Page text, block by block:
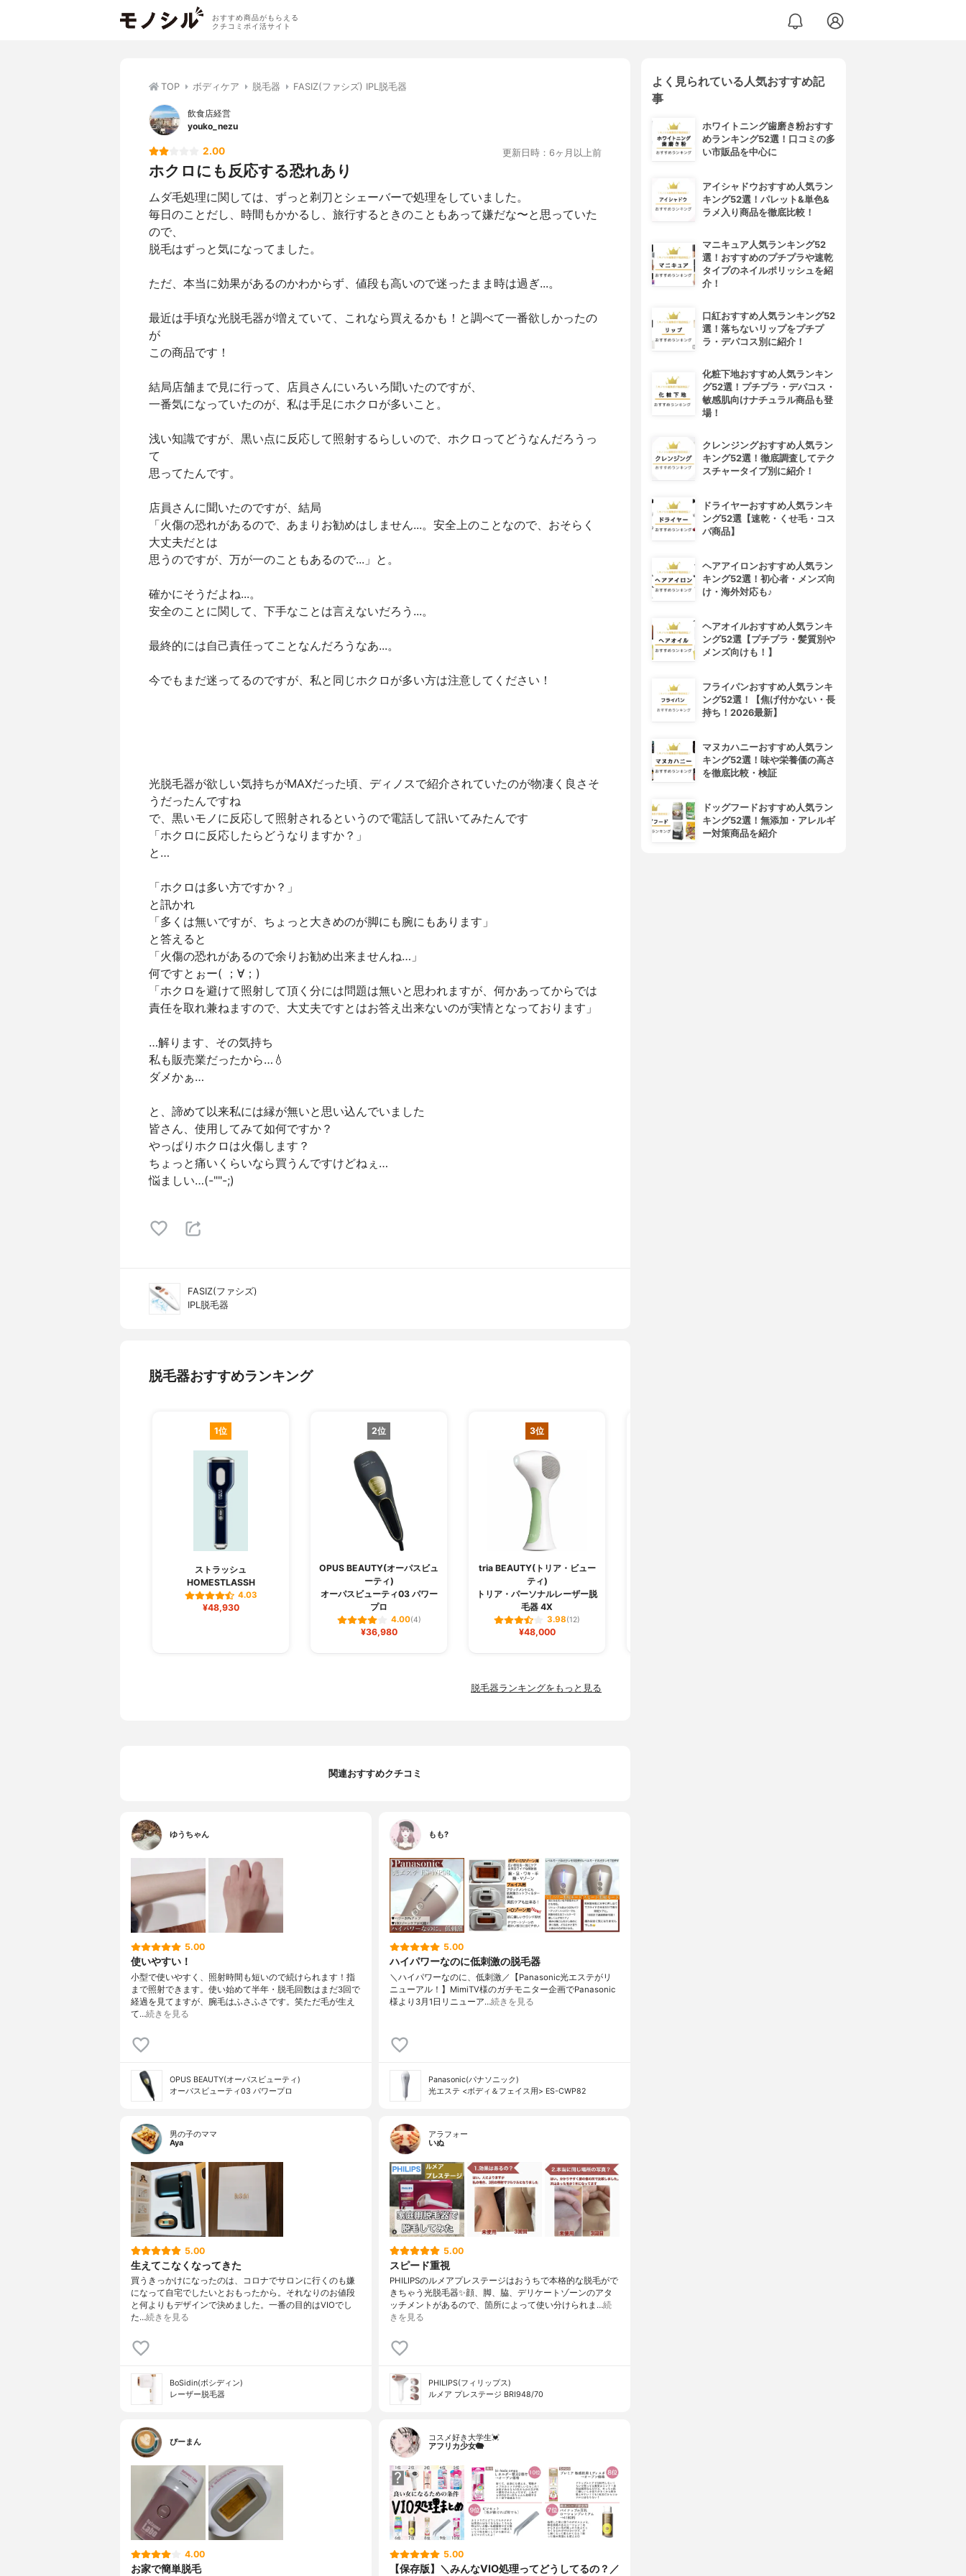
おすすめ商品がもらえる
クチコミポイ活サイト
TOP ボディケア 脱毛器 FASIZ(ファシズ) IPL脱毛器
飲食店経営
youko_nezu
2.00 更新日時：6ヶ月以上前
ホクロにも反応する恐れあり
ムダ毛処理に関しては、ずっと剃刀とシェーバーで処理をしていました。
毎日のことだし、時間もかかるし、旅行するときのこともあって嫌だな〜と思っていた
ので、
脱毛はずっと気になってました。
ただ、本当に効果があるのかわからず、値段も高いので迷ったまま時は過ぎ...。
最近は手頃な光脱毛器が増えていて、これなら買えるかも！と調べて一番欲しかったの
が
この商品です！
結局店舗まで見に行って、店員さんにいろいろ聞いたのですが、
一番気になっていたのが、私は手足にホクロが多いこと。
浅い知識ですが、黒い点に反応して照射するらしいので、ホクロってどうなんだろうっ
て
思ってたんです。
店員さんに聞いたのですが、結局
「火傷の恐れがあるので、あまりお勧めはしません...。安全上のことなので、おそらく
大丈夫だとは
思うのですが、万が一のこともあるので...」と。
確かにそうだよね...。
安全のことに関して、下手なことは言えないだろう...。
最終的には自己責任ってことなんだろうなあ...。
今でもまだ迷ってるのですが、私と同じホクロが多い方は注意してください！
光脱毛器が欲しい気持ちがMAXだった頃、ディノスで紹介されていたのが物凄く良さそ
うだったんですね
で、黒いモノに反応して照射されるというので電話して訊いてみたんです
「ホクロに反応したらどうなりますか？」
と…
「ホクロは多い方ですか？」
と訊かれ
「多くは無いですが、ちょっと大きめのが脚にも腕にもあります」
と答えると
「火傷の恐れがあるので余りお勧め出来ませんね…」
何ですとぉー( ；∀；)
「ホクロを避けて照射して頂く分には問題は無いと思われますが、何かあってからでは
責任を取れ兼ねますので、大丈夫ですとはお答え出来ないのが実情となっております」
…解ります、その気持ち
私も販売業だったから…💧
ダメかぁ…
と、諦めて以来私には縁が無いと思い込んでいました
皆さん、使用してみて如何ですか？
やっぱりホクロは火傷します？
ちょっと痛いくらいなら買うんですけどねぇ…
悩ましい…(-""-;)
FASIZ(ファシズ)
IPL脱毛器
脱毛器おすすめランキング
1位
ストラッシュ
HOMESTLASSH
4.03
¥48,930
2位
OPUS BEAUTY(オーパスビュ
ーティ)
オーパスビューティ03 パワー
プロ
4.00(4)
¥36,980
3位
tria BEAUTY(トリア・ビュー
ティ)
トリア・パーソナルレーザー脱
毛器 4X
3.98(12)
¥48,000
脱毛器ランキングをもっと見る
関連おすすめクチコミ
ゆうちゃん
5.00
使いやすい！
小型で使いやすく、照射時間も短いので続けられます！指
まで照射できます。使い始めて半年・脱毛回数はまだ3回で
経過を見てますが、腕毛はふさふさです。笑ただ毛が生え
て…続きを見る
OPUS BEAUTY(オーパスビューティ)
オーパスビューティ03 パワープロ
もも?
5.00
ハイパワーなのに低刺激の脱毛器
＼ハイパワーなのに、低刺激／⁡【Panasonic光エステがリ
ニューアル！】⁡⁡⁡MimiTV様のガチモニター企画でPanasonic⁡
様より3月1日リニューア…続きを見る
Panasonic(パナソニック)
光エステ <ボディ＆フェイス用> ES-CWP82
男の子のママ
Aya
5.00
生えてこなくなってきた
買うきっかけになったのは、コロナでサロンに行くのも嫌
になって自宅でしたいとおもったから。それなりのお値段
と何よりもデザインで決めました。一番の目的はVIOでし
た…続きを見る
BoSidin(ボシディン)
レーザー脱毛器
アラフォー
いぬ
5.00
スピード重視
PHILIPSのルメアプレステージはおうちで本格的な脱毛がで
きちゃう光脱毛器✨顔、脚、脇、デリケートゾーンのアタ
ッチメントがあるので、箇所によって使い分けられま…続
きを見る
PHILIPS(フィリップス)
ルメア プレステージ BRI948/70
ぴーまん
4.00
お家で簡単脱毛
コスメ好き大学生💓
アフリカ少女🐘
5.00
【保存版】＼みんなVIO処理ってどうしてるの？／
よく見られている人気おすすめ記
事
ホワイトニング歯磨き粉おすす
めランキング52選！口コミの多
い市販品を中心に
アイシャドウおすすめ人気ラン
キング52選！パレット&単色&
ラメ入り商品を徹底比較！
マニキュア人気ランキング52
選！おすすめのプチプラや速乾
タイプのネイルポリッシュを紹
介！
口紅おすすめ人気ランキング52
選！落ちないリップをプチプ
ラ・デパコス別に紹介！
化粧下地おすすめ人気ランキン
グ52選！プチプラ・デパコス・
敏感肌向けナチュラル商品も登
場！
クレンジングおすすめ人気ラン
キング52選！徹底調査してテク
スチャータイプ別に紹介！
ドライヤーおすすめ人気ランキ
ング52選【速乾・くせ毛・コス
パ商品】
ヘアアイロンおすすめ人気ラン
キング52選！初心者・メンズ向
け・海外対応も♪
ヘアオイルおすすめ人気ランキ
ング52選【プチプラ・髪質別や
メンズ向けも！】
フライパンおすすめ人気ランキ
ング52選！【焦げ付かない・長
持ち！2026最新】
マヌカハニーおすすめ人気ラン
キング52選！味や栄養価の高さ
を徹底比較・検証
ドッグフードおすすめ人気ラン
キング52選！無添加・アレルギ
ー対策商品を紹介